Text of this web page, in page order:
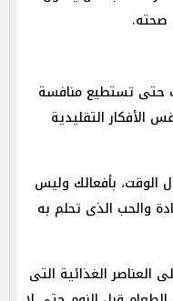
صحته.
حتى تستطيع منافسة
الأفكار التقليدية
الوقت، بأفعالك وليس
والحب الذى تحلم به
الغذائية التى